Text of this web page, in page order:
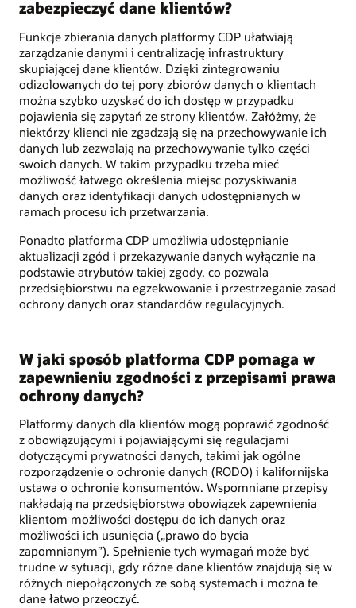
zabezpieczyć dane klientów?
Funkcje zbierania danych platformy CDP ułatwiają
zarządzanie danymi i centralizację infrastruktury
skupiającej dane klientów. Dzięki zintegrowaniu
odizolowanych do tej pory zbiorów danych o klientach
można szybko uzyskać do ich dostęp w przypadku
pojawienia się zapytań ze strony klientów. Załóżmy, że
niektórzy klienci nie zgadzają się na przechowywanie ich
danych lub zezwalają na przechowywanie tylko części
swoich danych. W takim przypadku trzeba mieć
możliwość łatwego określenia miejsc pozyskiwania
danych oraz identyfikacji danych udostępnianych w
ramach procesu ich przetwarzania.
Ponadto platforma CDP umożliwia udostępnianie
aktualizacji zgód i przekazywanie danych wyłącznie na
podstawie atrybutów takiej zgody, co pozwala
przedsiębiorstwu na egzekwowanie i przestrzeganie zasad
ochrony danych oraz standardów regulacyjnych.
W jaki sposób platforma CDP pomaga w
zapewnieniu zgodności z przepisami prawa
ochrony danych?
Platformy danych dla klientów mogą poprawić zgodność
z obowiązującymi i pojawiającymi się regulacjami
dotyczącymi prywatności danych, takimi jak ogólne
rozporządzenie o ochronie danych (RODO) i kalifornijska
ustawa o ochronie konsumentów. Wspomniane przepisy
nakładają na przedsiębiorstwa obowiązek zapewnienia
klientom możliwości dostępu do ich danych oraz
możliwości ich usunięcia („prawo do bycia
zapomnianym”). Spełnienie tych wymagań może być
trudne w sytuacji, gdy różne dane klientów znajdują się w
różnych niepołączonych ze sobą systemach i można te
dane łatwo przeoczyć.